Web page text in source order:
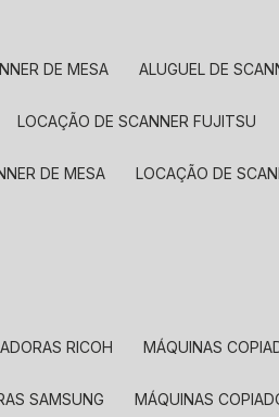
DE MESA ALUGUEL DE
LOCAÇÃO DE SCANNER FUJITSU
DE MESA LOCAÇÃO DE
RICOH MÁQUINAS
SAMSUNG MÁQUINAS